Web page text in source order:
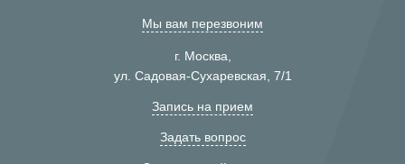
Мы вам перезвоним
г. Москва,
ул. Садовая-Сухаревская, 7/1
Запись на прием
Задать вопрос